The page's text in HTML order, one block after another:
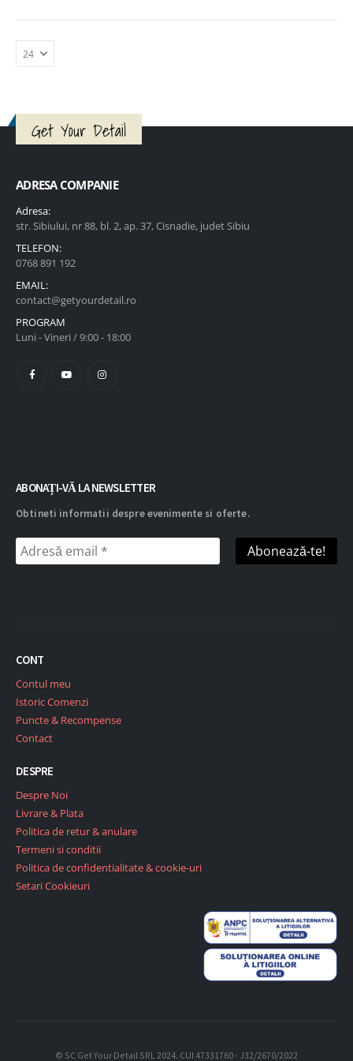
MULT
Get Your Detail
ADRESA COMPANIE
Adresa:
str. Sibiului, nr 88, bl. 2, ap. 37, Cisnadie, judet Sibiu
TELEFON:
0768 891 192
EMAIL:
contact@getyourdetail.ro
PROGRAM
Luni - Vineri / 9:00 - 18:00
ABONAȚI-VĂ LA NEWSLETTER
Obtineti informatii despre evenimente si oferte.
CONT
Contul meu
Istoric Comenzi
Puncte & Recompense
Contact
DESPRE
Despre Noi
Livrare & Plata
Politica de retur & anulare
Termeni si conditii
Politica de confidentialitate & cookie-uri
Setari Cookieuri
© SC Get Your Detail SRL 2024. CUI 47331760 - J32/2670/2022